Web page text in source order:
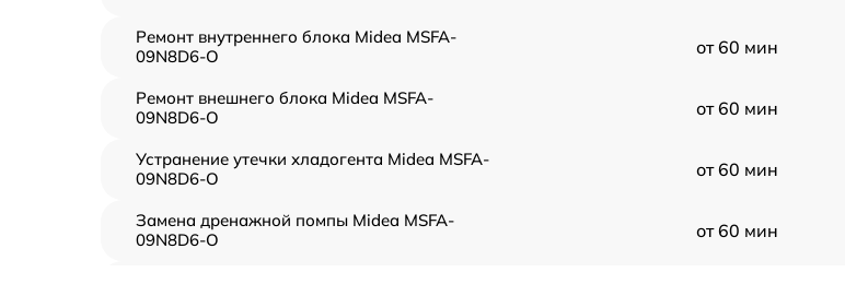
Ремонт внутреннего блока Midea MSFA-
09N8D6-O
от 60 мин
Ремонт внешнего блока Midea MSFA-
09N8D6-O
от 60 мин
Устранение утечки хладогента Midea MSFA-
09N8D6-O
от 60 мин
Замена дренажной помпы Midea MSFA-
09N8D6-O
от 60 мин